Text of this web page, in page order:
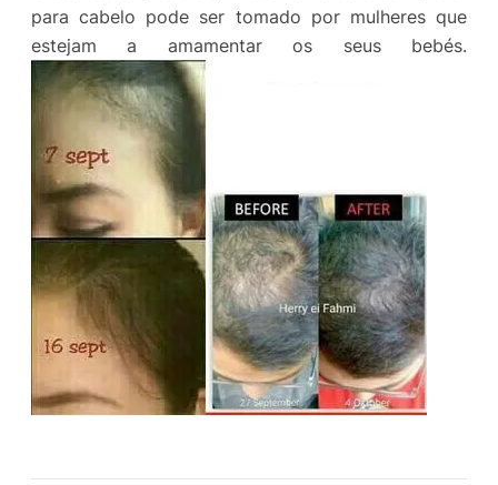
para cabelo pode ser tomado por mulheres que
estejam a amamentar os seus bebés.